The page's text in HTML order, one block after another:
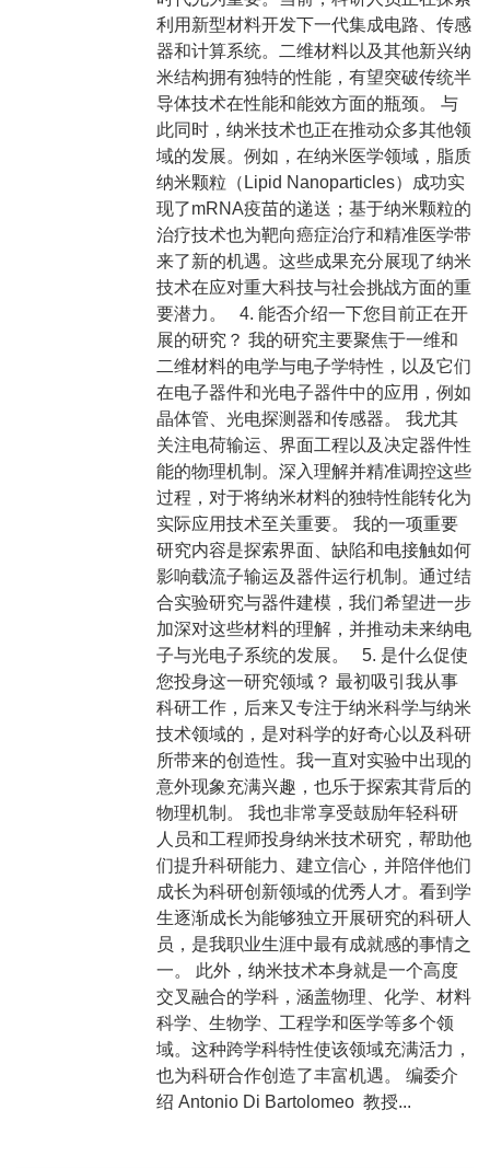
利用新型材料开发下一代集成电路、传感
器和计算系统。二维材料以及其他新兴纳
米结构拥有独特的性能，有望突破传统半
导体技术在性能和能效方面的瓶颈。 与
此同时，纳米技术也正在推动众多其他领
域的发展。例如，在纳米医学领域，脂质
纳米颗粒（Lipid Nanoparticles）成功实
现了mRNA疫苗的递送；基于纳米颗粒的
治疗技术也为靶向癌症治疗和精准医学带
来了新的机遇。这些成果充分展现了纳米
技术在应对重大科技与社会挑战方面的重
要潜力。 4. 能否介绍一下您目前正在开
展的研究？ 我的研究主要聚焦于一维和
二维材料的电学与电子学特性，以及它们
在电子器件和光电子器件中的应用，例如
晶体管、光电探测器和传感器。 我尤其
关注电荷输运、界面工程以及决定器件性
能的物理机制。深入理解并精准调控这些
过程，对于将纳米材料的独特性能转化为
实际应用技术至关重要。 我的一项重要
研究内容是探索界面、缺陷和电接触如何
影响载流子输运及器件运行机制。通过结
合实验研究与器件建模，我们希望进一步
加深对这些材料的理解，并推动未来纳电
子与光电子系统的发展。 5. 是什么促使
您投身这一研究领域？ 最初吸引我从事
科研工作，后来又专注于纳米科学与纳米
技术领域的，是对科学的好奇心以及科研
所带来的创造性。我一直对实验中出现的
意外现象充满兴趣，也乐于探索其背后的
物理机制。 我也非常享受鼓励年轻科研
人员和工程师投身纳米技术研究，帮助他
们提升科研能力、建立信心，并陪伴他们
成长为科研创新领域的优秀人才。看到学
生逐渐成长为能够独立开展研究的科研人
员，是我职业生涯中最有成就感的事情之
一。 此外，纳米技术本身就是一个高度
交叉融合的学科，涵盖物理、化学、材料
科学、生物学、工程学和医学等多个领
域。这种跨学科特性使该领域充满活力，
也为科研合作创造了丰富机遇。 编委介
绍 Antonio Di Bartolomeo 教授...